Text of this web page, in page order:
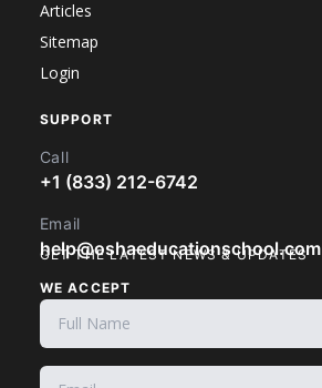
Articles
Sitemap
Login
SUPPORT
Call
+1 (833) 212-6742
Email
help@oshaeducationschool.com
WE ACCEPT
GET THE LATEST NEWS & UPDATES